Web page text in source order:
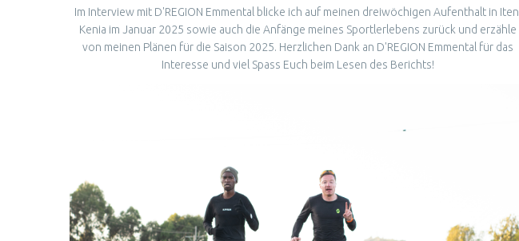
Im Interview mit D'REGION Emmental blicke ich auf meinen dreiwöchigen Aufenthalt in Iten,
Kenia im Januar 2025 sowie auch die Anfänge meines Sportlerlebens zurück und erzähle
von meinen Plänen für die Saison 2025. Herzlichen Dank an D'REGION Emmental für das
Interesse und viel Spass Euch beim Lesen des Berichts!